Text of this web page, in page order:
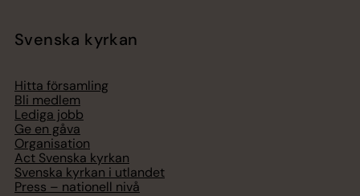
Svenska kyrkan
Hitta församling
Bli medlem
Lediga jobb
Ge en gåva
Organisation
Act Svenska kyrkan
Svenska kyrkan i utlandet
Press – nationell nivå